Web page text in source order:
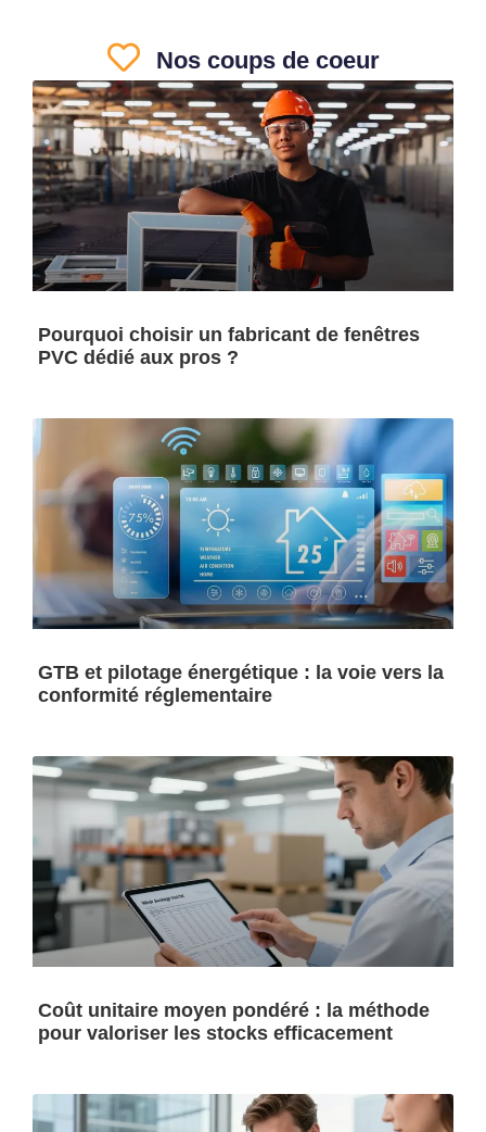
Nos coups de coeur
Pourquoi choisir un fabricant de fenêtres
PVC dédié aux pros ?
GTB et pilotage énergétique : la voie vers la
conformité réglementaire
Coût unitaire moyen pondéré : la méthode
pour valoriser les stocks efficacement